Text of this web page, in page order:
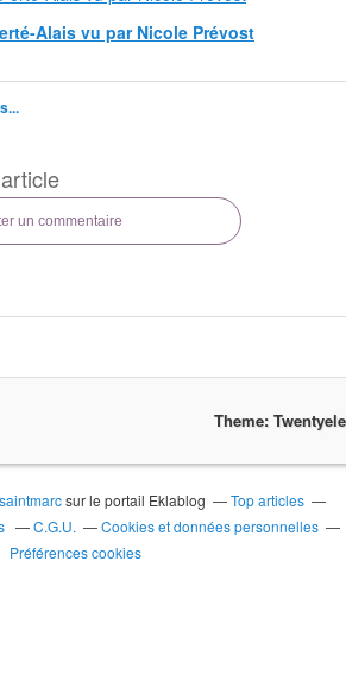
Alais vu par Nicole Prévost
un commentaire
Theme:
sur le portail Eklablog
Top articles
C.G.U.
Cookies et données personnelles
Préférences cookies